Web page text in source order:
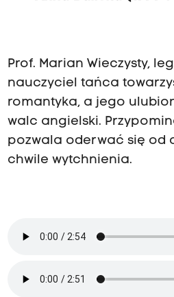
Prof. Marian Wieczysty,
nauczyciel tańca
romantyka, a jego
walc angielski.
pozwala oderwać się od
chwile wytchnienia.